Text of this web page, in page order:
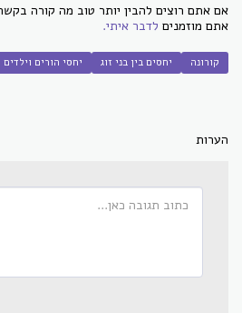
אם אתם רוצים להבין יותר טוב מה קורה
אתם מוזמנים לדבר איתי.
קורונה יחסים בין בני זוג יחסי הורים וילדים
הערות